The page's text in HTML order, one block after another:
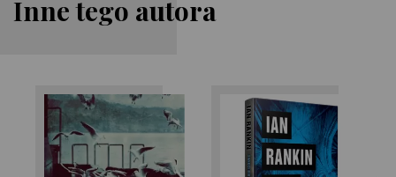
Inne tego autora
Ian Rankin
Ian Rankin